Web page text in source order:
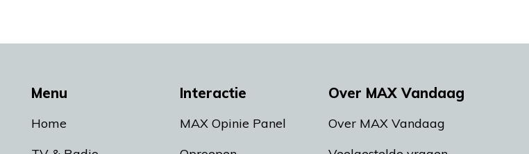
Menu
Home
Interactie
MAX Opinie Panel
Over MAX Vandaag
Over MAX Vandaag